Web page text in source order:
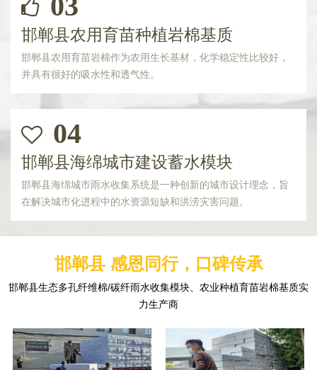
邯郸县农用育苗种植岩棉基质
邯郸县农用育苗岩棉作为农用生长基材，化学稳定性比较好，
并具有很好的吸水性和透气性。
04
邯郸县海绵城市建设蓄水模块
邯郸县海绵城市雨水收集系统是一种创新的城市设计理念，旨
在解决城市化进程中的水资源短缺和洪涝灾害问题。
邯郸县 感恩同行，口碑传承
邯郸县生态多孔纤维棉/碳纤雨水收集模块、农业种植育苗岩棉基质实
力生产商